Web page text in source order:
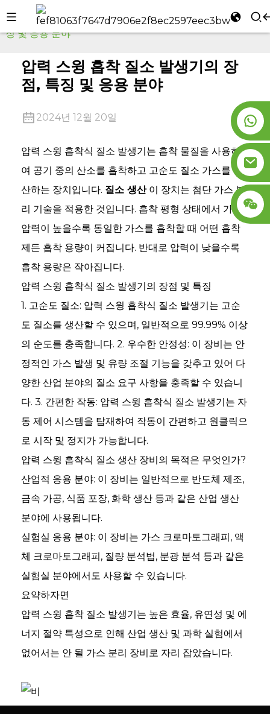
집 회사 소식
압력 스윙 흡착 질소 발생기의 장점, 특
징 및 응용 분야
압력 스윙 흡착 질소 발생기의 장
점, 특징 및 응용 분야
2024년 12월 20일
압력 스윙 흡착식 질소 발생기는 흡착 물질을 사용하
여 공기 중의 산소를 흡착하고 고순도 질소 가스를 생
산하는 장치입니다. 질소 생산이 장치는 첨단 가스 분
리 기술을 적용한 것입니다. 흡착 평형 상태에서 가스
압력이 높을수록 동일한 가스를 흡착할 때 어떤 흡착
제든 흡착 용량이 커집니다. 반대로 압력이 낮을수록
흡착 용량은 작아집니다.
압력 스윙 흡착식 질소 발생기의 장점 및 특징
1. 고순도 질소: 압력 스윙 흡착식 질소 발생기는 고순
도 질소를 생산할 수 있으며, 일반적으로 99.99% 이상
의 순도를 충족합니다. 2. 우수한 안정성: 이 장비는 안
정적인 가스 발생 및 유량 조절 기능을 갖추고 있어 다
양한 산업 분야의 질소 요구 사항을 충족할 수 있습니
다. 3. 간편한 작동: 압력 스윙 흡착식 질소 발생기는 자
동 제어 시스템을 탑재하여 작동이 간편하고 원클릭으
로 시작 및 정지가 가능합니다.
압력 스윙 흡착식 질소 생산 장비의 목적은 무엇인가?
산업적 응용 분야: 이 장비는 일반적으로 반도체 제조,
금속 가공, 식품 포장, 화학 생산 등과 같은 산업 생산
분야에 사용됩니다.
실험실 응용 분야: 이 장비는 가스 크로마토그래피, 액
체 크로마토그래피, 질량 분석법, 분광 분석 등과 같은
실험실 분야에서도 사용할 수 있습니다.
요약하자면
압력 스윙 흡착 질소 발생기는 높은 효율, 유연성 및 에
너지 절약 특성으로 인해 산업 생산 및 과학 실험에서
없어서는 안 될 가스 분리 장비로 자리 잡았습니다.